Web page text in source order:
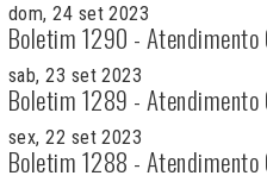
dom, 24 set 2023
Boletim 1290 - Atendimento
sab, 23 set 2023
Boletim 1289 - Atendimento
sex, 22 set 2023
Boletim 1288 - Atendimento